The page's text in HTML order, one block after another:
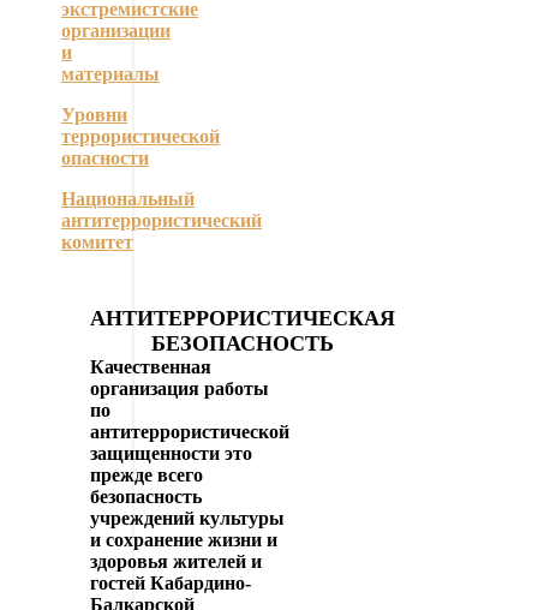
экстремистские
организации
и
материалы
Уровни
террористической
опасности
Национальный
антитеррористический
комитет
АНТИТЕРРОРИСТИЧЕСКАЯ
БЕЗОПАСНОСТЬ
Качественная
организация работы
по
антитеррористической
защищенности это
прежде всего
безопасность
учреждений культуры
и сохранение жизни и
здоровья жителей и
гостей Кабардино-
Балкарской